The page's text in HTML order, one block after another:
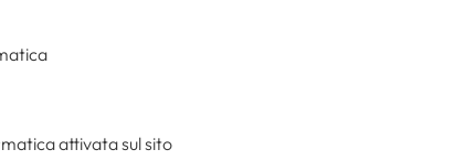
attivata sul sito